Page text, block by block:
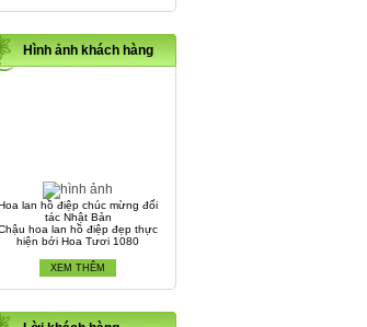
Hình ảnh khách hàng
Hoa lan hồ điệp chúc mừng đối
tác Nhật Bản
Chậu hoa lan hồ điệp đẹp thực
hiện bới Hoa Tươi 1080
Chậu Lan Hồ Điệp Tết Nguyên
XEM THÊM